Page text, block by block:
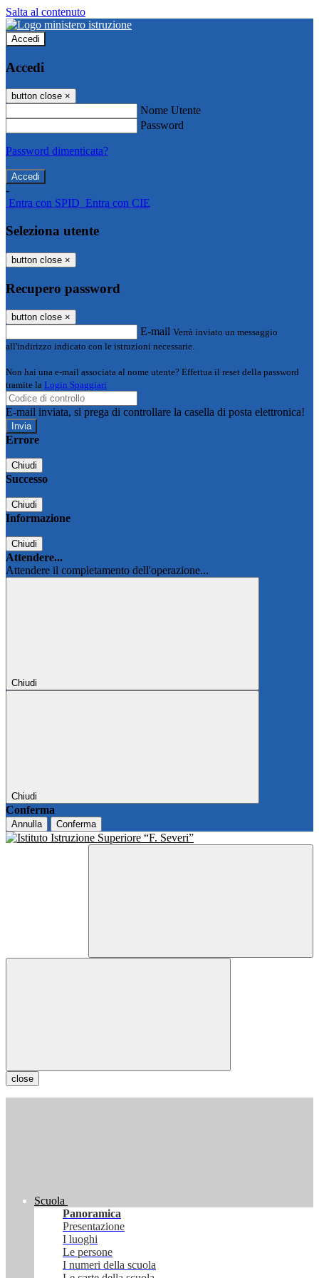
Salta al contenuto
Accedi
Accedi
button close ×
Nome Utente
Password
Password dimenticata?
-
Entra con SPID Entra con CIE
Seleziona utente
button close ×
Recupero password
button close ×
E-mail Verrà inviato un messaggio
all'indirizzo indicato con le istruzioni necessarie.
Non hai una e-mail associata al nome utente? Effettua il reset della password
tramite la Login Spaggiari
E-mail inviata, si prega di controllare la casella di posta elettronica!
Errore
Chiudi
Successo
Chiudi
Informazione
Chiudi
Attendere...
Attendere il completamento dell'operazione...
Chiudi
Chiudi
Conferma
Annulla Conferma
close
Scuola
Panoramica
Presentazione
I luoghi
Le persone
I numeri della scuola